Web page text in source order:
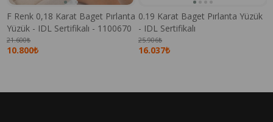
F Renk 0,18 Karat Baget Pırlanta
Yüzük - IDL Sertifikalı - 1100670
10.800₺
21.600₺
0.19 Karat Baget Pırlanta Yüzük
- IDL Sertifikalı
16.037₺
25.906₺